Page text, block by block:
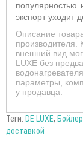
популярностью
экспорт уходит
Описание
производителя.
внешний вид
LUXE без
параметры,
у продавца.
Теги: DE LUXE,
доставкой